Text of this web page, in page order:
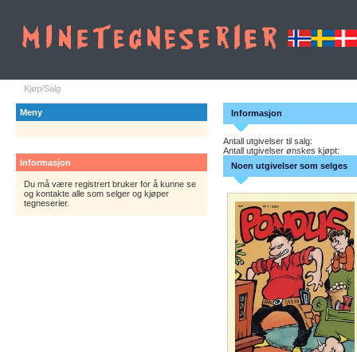
Kjøp/Salg
Meny
Informasjon
Du må være registrert bruker for å kunne se
og kontakte alle som selger og kjøper
tegneserier.
Informasjon
Antall utgivelser til salg:
Antall utgivelser ønskes kjøpt:
Noen utgivelser som selges